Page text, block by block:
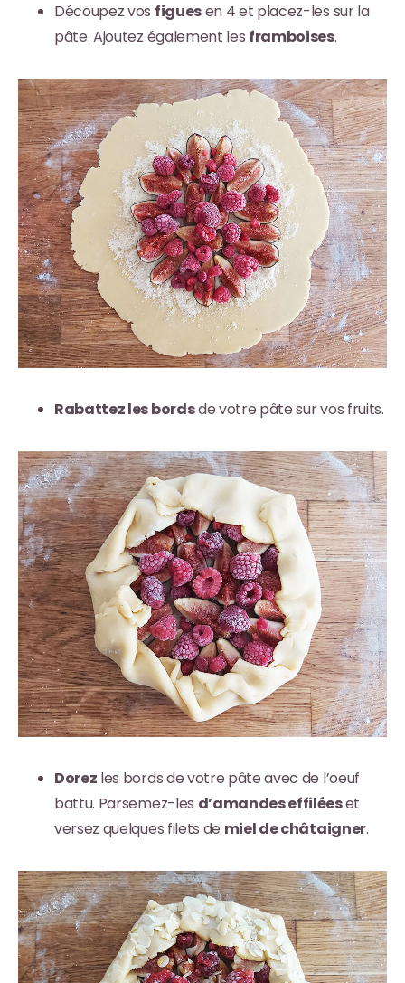
Découpez vos figuesen 4 et placez-les sur la
pâte. Ajoutez également les framboises.
Rabattez les bordsde votre pâte sur vos fruits.
Dorez les bords de votre pâte avec de l’oeuf
battu. Parsemez-les d’amandes effiléeset
versez quelques filets de miel de châtaigner.